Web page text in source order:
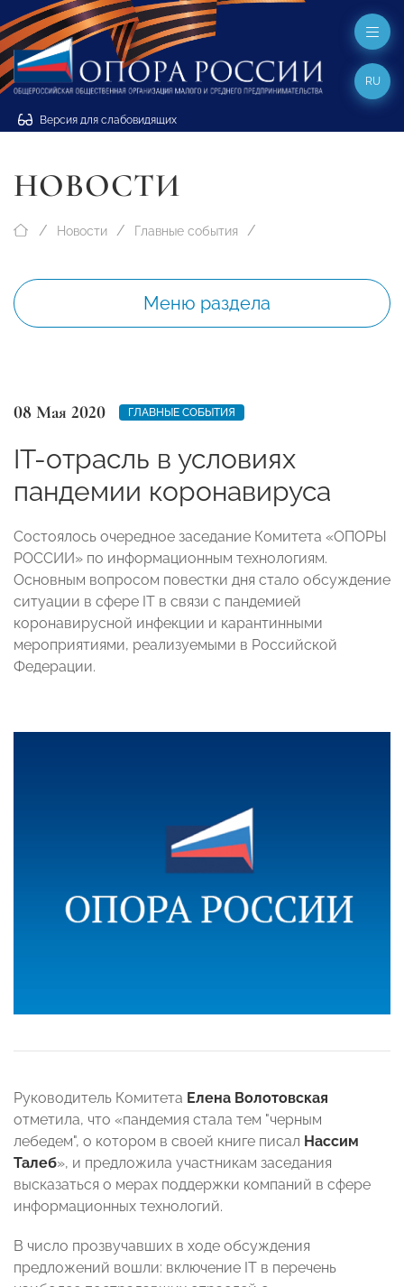
Версия для слабовидящих
RU
НОВОСТИ
Новости Главные события
Меню раздела
08 Мая 2020 ГЛАВНЫЕ СОБЫТИЯ
IT-отрасль в условиях
пандемии коронавируса
Состоялось очередное заседание Комитета «ОПОРЫ
РОССИИ» по информационным технологиям.
Основным вопросом повестки дня стало обсуждение
ситуации в сфере IT в связи с пандемией
коронавирусной инфекции и карантинными
мероприятиями, реализуемыми в Российской
Федерации.
Руководитель Комитета Елена Волотовская
отметила, что «пандемия стала тем "черным
лебедем", о котором в своей книге писал Нассим
Талеб», и предложила участникам заседания
высказаться о мерах поддержки компаний в сфере
информационных технологий.
В число прозвучавших в ходе обсуждения
предложений вошли: включение IT в перечень